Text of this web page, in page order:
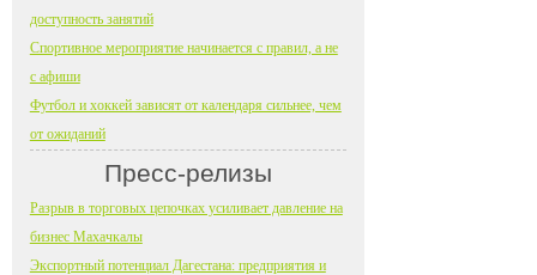
доступность занятий
Спортивное мероприятие начинается с правил, а не
с афиши
Футбол и хоккей зависят от календаря сильнее, чем
от ожиданий
Пресс-релизы
Разрыв в торговых цепочках усиливает давление на
бизнес Махачкалы
Экспортный потенциал Дагестана: предприятия и